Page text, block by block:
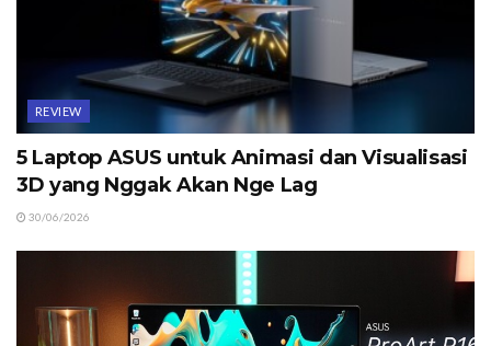
REVIEW
5 Laptop ASUS untuk Animasi dan Visualisasi
3D yang Nggak Akan Nge Lag
30/06/2026